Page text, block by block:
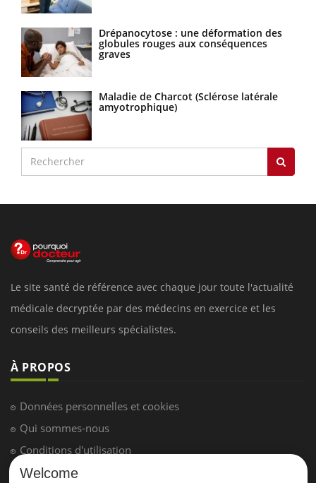
Drépanocytose : une déformation des
globules rouges aux conséquences
graves
Maladie de Charcot (Sclérose latérale
amyotrophique)
Le site santé de référence avec chaque jour toute l'actualité
médicale decryptée par des médecins en exercice et les
conseils des meilleurs spécialistes.
À PROPOS
Données personnelles et cookies
Qui sommes-nous
Conditions d'utilisation
Plan du site
Welcome